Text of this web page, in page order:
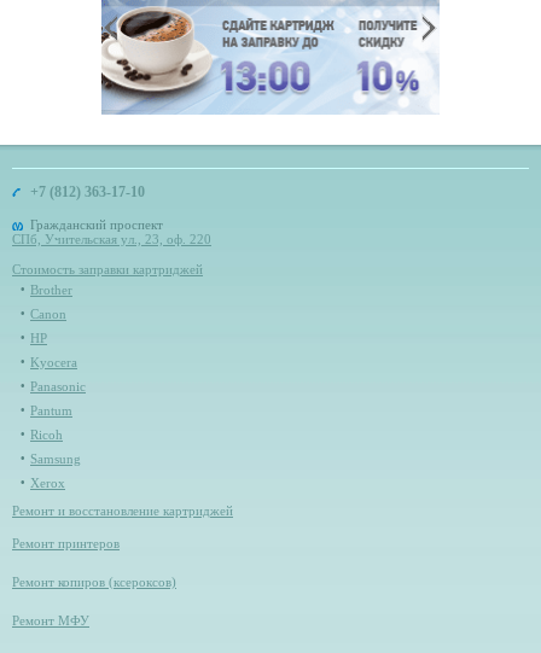
+7 (812) 363-17-10
Гражданский проспект
СПб, Учительская ул., 23, оф. 220
Стоимость заправки картриджей
Brother
Canon
HP
Kyocera
Panasonic
Pantum
Ricoh
Samsung
Xerox
Ремонт и восстановление картриджей
Ремонт принтеров
Ремонт копиров (ксероксов)
Ремонт МФУ